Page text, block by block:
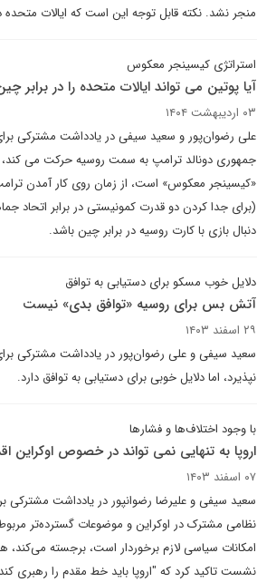
منجر نشد. نکته قابل توجه این است که ایالات متحده
استراتژی کیسینجر معکوس
آیا پوتین می تواند ایالات متحده را در برابر
۰۳ اردیبهشت ۱۴۰۴
علی رضوان‌پور و سعید سیفی در یادداشت مشترکی
جمهوری دونالد ترامپ به سمت روسیه حرکت می کند،
«کیسینجر معکوس» است، از زمان روی کار آمدن
دنبال بازی با کارت روسیه در برابر چین باشد.
دلایل خوب مسکو برای دستیابی به توافق
آتش بس برای روسیه «توافق بدی» نیست
۲۹ اسفند ۱۴۰۳
سعید سیفی و علی رضوان‌پور در یادداشت مشترکی
نپذیرد، اما دلایل خوبی برای دستیابی به توافق دارد.
با وجود اختلاف‌ها و فشارها
اروپا به تنهایی نمی تواند در خصوص اوکراین
۰۷ اسفند ۱۴۰۳
سعید سیفی و علیرضا رضوانپور در یادداشت مشترکی
نظامی مشترک در اوکراین و موضوعات گسترده‌تر مربوط
امکانات سیاسی لازم برخوردار است، برجسته می‌کند،
نشست تاکید کرد که "اروپا باید خط مقدم را رهبری